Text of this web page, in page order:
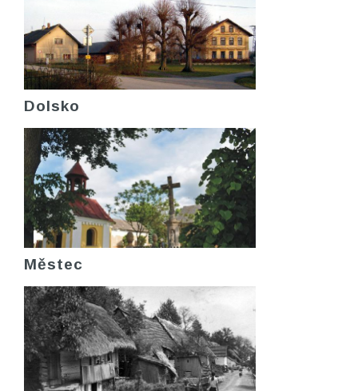
Dolsko
Městec